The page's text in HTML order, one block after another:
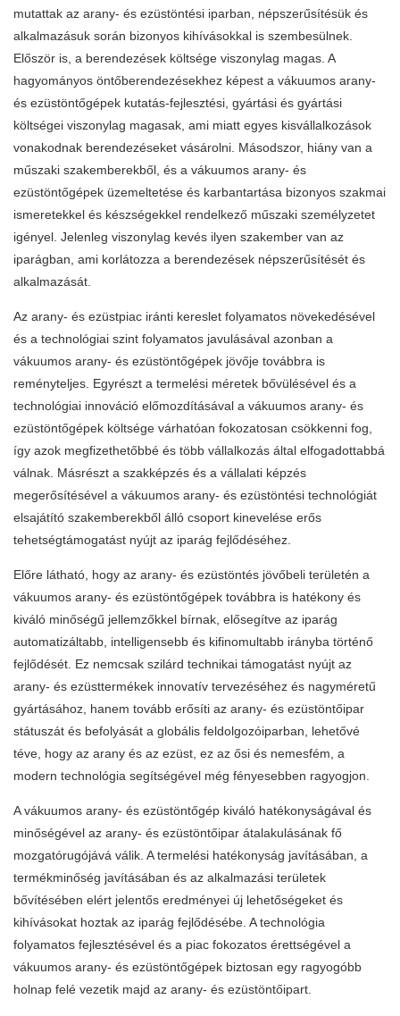
mutattak az arany- és ezüstöntési iparban, népszerűsítésük és
alkalmazásuk során bizonyos kihívásokkal is szembesülnek.
Először is, a berendezések költsége viszonylag magas. A
hagyományos öntőberendezésekhez képest a vákuumos arany-
és ezüstöntőgépek kutatás-fejlesztési, gyártási és gyártási
költségei viszonylag magasak, ami miatt egyes kisvállalkozások
vonakodnak berendezéseket vásárolni. Másodszor, hiány van a
műszaki szakemberekből, és a vákuumos arany- és
ezüstöntőgépek üzemeltetése és karbantartása bizonyos szakmai
ismeretekkel és készségekkel rendelkező műszaki személyzetet
igényel. Jelenleg viszonylag kevés ilyen szakember van az
iparágban, ami korlátozza a berendezések népszerűsítését és
alkalmazását.
Az arany- és ezüstpiac iránti kereslet folyamatos növekedésével
és a technológiai szint folyamatos javulásával azonban a
vákuumos arany- és ezüstöntőgépek jövője továbbra is
reményteljes. Egyrészt a termelési méretek bővülésével és a
technológiai innováció előmozdításával a vákuumos arany- és
ezüstöntőgépek költsége várhatóan fokozatosan csökkenni fog,
így azok megfizethetőbbé és több vállalkozás által elfogadottabbá
válnak. Másrészt a szakképzés és a vállalati képzés
megerősítésével a vákuumos arany- és ezüstöntési technológiát
elsajátító szakemberekből álló csoport kinevelése erős
tehetségtámogatást nyújt az iparág fejlődéséhez.
Előre látható, hogy az arany- és ezüstöntés jövőbeli területén a
vákuumos arany- és ezüstöntőgépek továbbra is hatékony és
kiváló minőségű jellemzőkkel bírnak, elősegítve az iparág
automatizáltabb, intelligensebb és kifinomultabb irányba történő
fejlődését. Ez nemcsak szilárd technikai támogatást nyújt az
arany- és ezüsttermékek innovatív tervezéséhez és nagyméretű
gyártásához, hanem tovább erősíti az arany- és ezüstöntőipar
státuszát és befolyását a globális feldolgozóiparban, lehetővé
téve, hogy az arany és az ezüst, ez az ősi és nemesfém, a
modern technológia segítségével még fényesebben ragyogjon.
A vákuumos arany- és ezüstöntőgép kiváló hatékonyságával és
minőségével az arany- és ezüstöntőipar átalakulásának fő
mozgatórugójává válik. A termelési hatékonyság javításában, a
termékminőség javításában és az alkalmazási területek
bővítésében elért jelentős eredményei új lehetőségeket és
kihívásokat hoztak az iparág fejlődésébe. A technológia
folyamatos fejlesztésével és a piac fokozatos érettségével a
vákuumos arany- és ezüstöntőgépek biztosan egy ragyogóbb
holnap felé vezetik majd az arany- és ezüstöntőipart.